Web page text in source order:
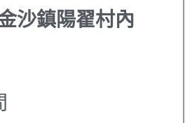
沙鎮陽翟村內